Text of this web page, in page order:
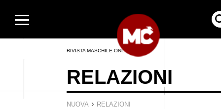
RIVISTA MASCHILE ONLINE
RELAZIONI
NUOVA › RELAZIONI